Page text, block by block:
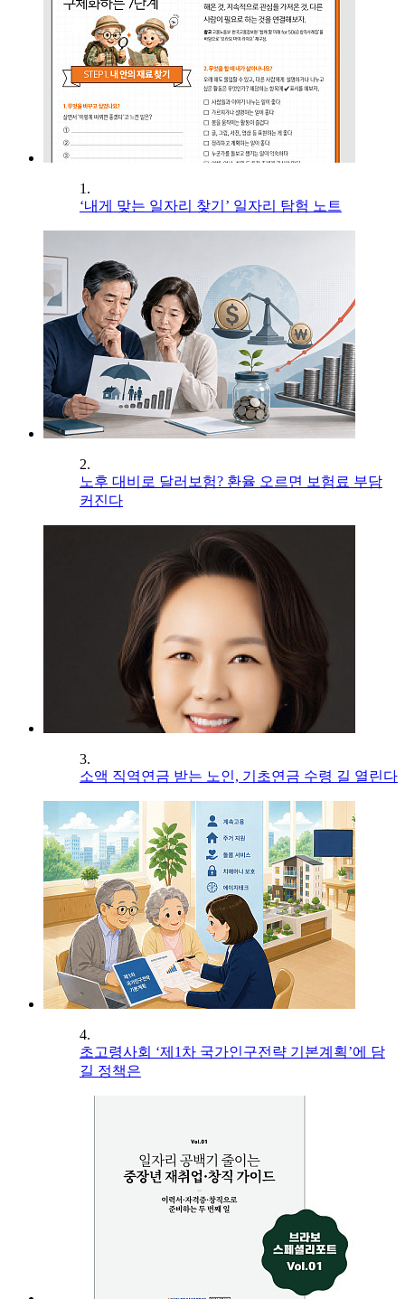
1.
‘내게 맞는 일자리 찾기’ 일자리 탐험 노트
2.
노후 대비로 달러보험? 환율 오르면 보험료 부담
커진다
3.
소액 직역연금 받는 노인, 기초연금 수령 길 열린다
4.
초고령사회 ‘제1차 국가인구전략 기본계획’에 담
길 정책은